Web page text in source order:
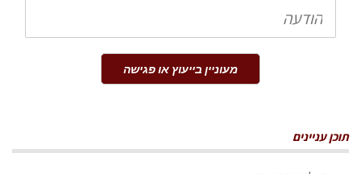
הודעה
מעוניין בייעוץ או פגישה
תוכן עניינים